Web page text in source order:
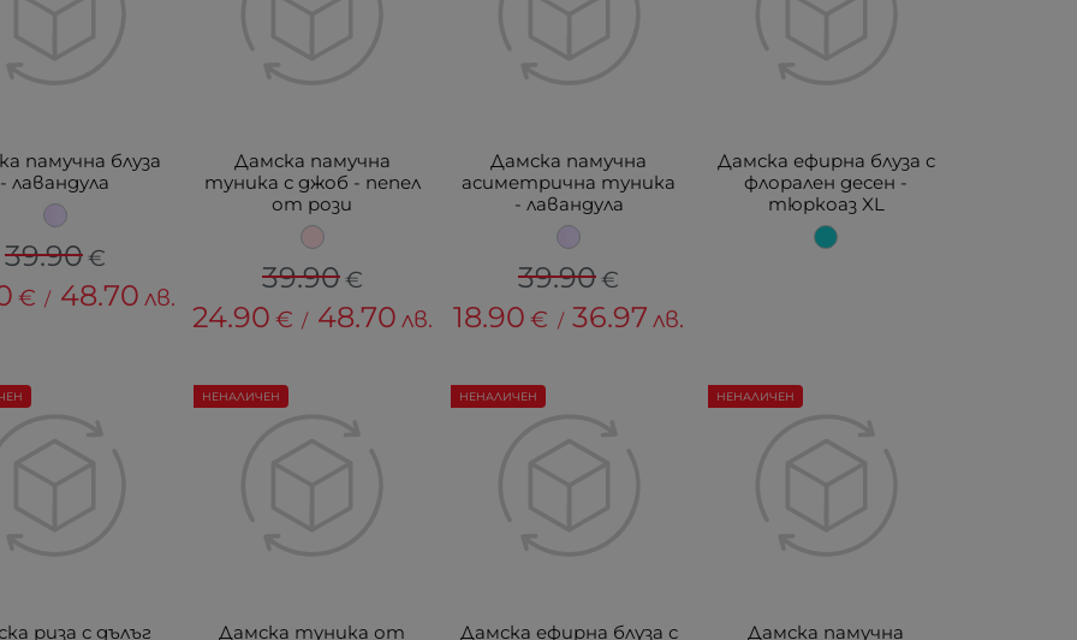
памучна блуза
- лавандула
39.90€
€ / 48.70 лв.
Дамска памучна
туника с джоб - пепел
от рози
39.90€
24.90 € / 48.70 лв.
Дамска памучна
асиметрична туника
- лавандула
39.90€
18.90 € / 36.97 лв.
Дамска ефирна блуза с
флорален десен -
тюркоаз XL
риза с дълъг Дамска туника от
НЕНАЛИЧЕН
Дамска ефирна блуза с
НЕНАЛИЧЕН
Дамска памучна
НЕНАЛИЧЕН